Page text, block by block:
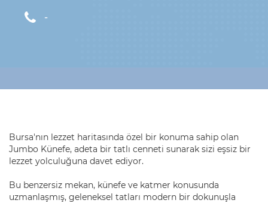
-
Bursa'nın lezzet haritasında özel bir konuma sahip olan
Jumbo Künefe, adeta bir tatlı cenneti sunarak sizi eşsiz bir
lezzet yolculuğuna davet ediyor.
Bu benzersiz mekan, künefe ve katmer konusunda
uzmanlaşmış, geleneksel tatları modern bir dokunuşla